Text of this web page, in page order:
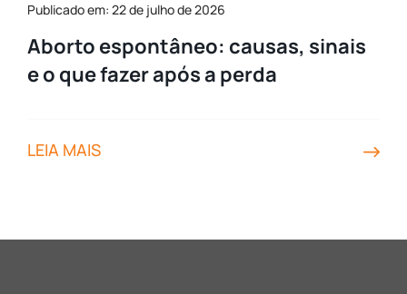
Publicado em: 22 de julho de 2026
Aborto espontâneo: causas, sinais
e o que fazer após a perda
LEIA MAIS